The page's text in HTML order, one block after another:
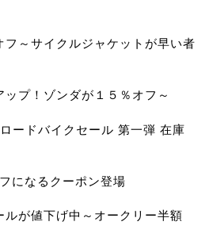
～サイクルジャケットが早い者
プ！ゾンダが１５％オフ～
ードバイクセール 第一弾 在庫
になるクーポン登場
ルが値下げ中～オークリー半額